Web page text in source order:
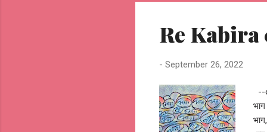
Re Kabira
- September 26, 2022
--